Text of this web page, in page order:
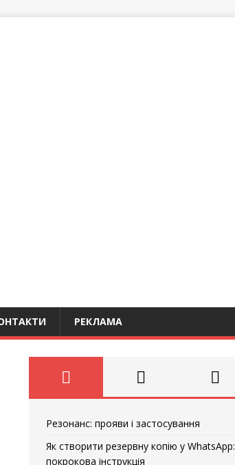
РЕКЛАМА
Резонанс: прояви і застосування
Як створити резервну копію у WhatsApp:
покрокова інструкція